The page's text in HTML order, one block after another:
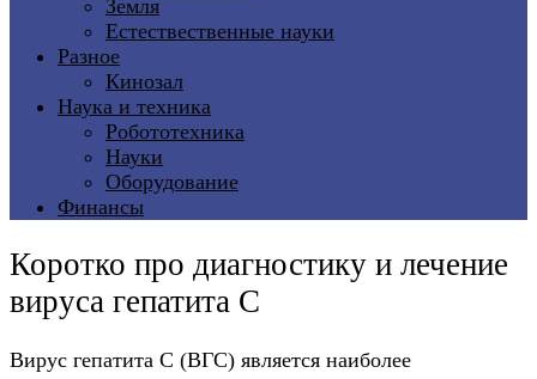
Земля
Естествественные науки
Разное
Кинозал
Наука и техника
Робототехника
Науки
Оборудование
Финансы
Коротко про диагностику и лечение
вируса гепатита С
Вирус гепатита С (ВГС) является наиболее